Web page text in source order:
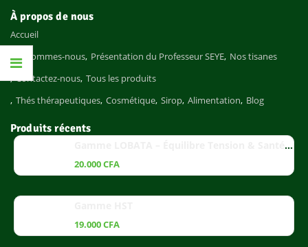
À propos de nous
Accueil
Qui sommes-nous Présentation du Professeur SEYE Nos tisanes
Contactez-nous Tous les produits
Thés thérapeutiques Cosmétique Sirop Alimentation Blog
Produits récents
Gamme LOBATA – Équilibre Tension & Santé Cardiaque
20.000CFA
19.000CFA